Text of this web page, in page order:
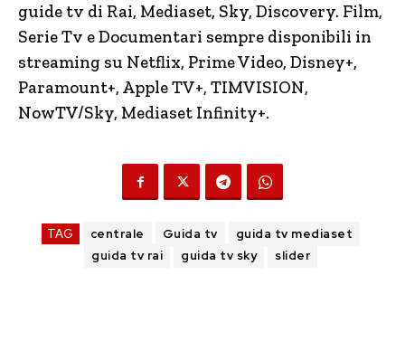
guide tv di Rai, Mediaset, Sky, Discovery. Film,
Serie Tv e Documentari sempre disponibili in
streaming su Netflix, Prime Video, Disney+,
Paramount+, Apple TV+, TIMVISION,
NowTV/Sky, Mediaset Infinity+.
TAG centrale Guida tv
guida tv mediaset
guida tv rai
guida tv sky slider